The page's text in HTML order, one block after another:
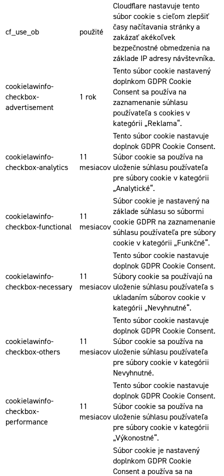
cf_use_ob použité
Cloudflare nastavuje tento
súbor cookie s cieľom zlepšiť
časy načítavania stránky a
zakázať akékoľvek
bezpečnostné obmedzenia na
základe IP adresy návštevníka.
cookielawinfo-
checkbox-
advertisement
1 rok
Tento súbor cookie nastavený
doplnkom GDPR Cookie
Consent sa používa na
zaznamenanie súhlasu
používateľa s cookies v
kategórii „Reklama“.
cookielawinfo-
checkbox-analytics
11
mesiacov
Tento súbor cookie nastavuje
doplnok GDPR Cookie Consent.
Súbor cookie sa používa na
uloženie súhlasu používateľa
pre súbory cookie v kategórii
„Analytické“.
cookielawinfo-
checkbox-functional
11
mesiacov
Súbor cookie je nastavený na
základe súhlasu so súbormi
cookie GDPR na zaznamenanie
súhlasu používateľa pre súbory
cookie v kategórii „Funkčné“.
cookielawinfo-
checkbox-necessary
11
mesiacov
Tento súbor cookie nastavuje
doplnok GDPR Cookie Consent.
Súbory cookie sa používajú na
uloženie súhlasu používateľa s
ukladaním súborov cookie v
kategórii „Nevyhnutné“.
cookielawinfo-
checkbox-others
11
mesiacov
Tento súbor cookie nastavuje
doplnok GDPR Cookie Consent.
Súbor cookie sa používa na
uloženie súhlasu používateľa
pre súbory cookie v kategórii
Nevyhnutné.
cookielawinfo-
checkbox-
performance
11
mesiacov
Tento súbor cookie nastavuje
doplnok GDPR Cookie Consent.
Súbor cookie sa používa na
uloženie súhlasu používateľa
pre súbory cookie v kategórii
„Výkonostné“.
Súbor cookie je nastavený
doplnkom GDPR Cookie
Consent a používa sa na